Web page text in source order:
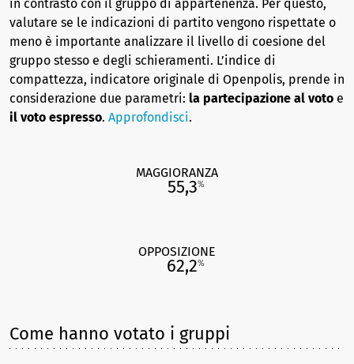
in contrasto con il gruppo di appartenenza. Per questo,
valutare se le indicazioni di partito vengono rispettate o
meno è importante analizzare il livello di coesione del
gruppo stesso e degli schieramenti. L’indice di
compattezza, indicatore originale di Openpolis, prende in
considerazione due parametri: la partecipazione al voto e
il voto espresso. Approfondisci.
MAGGIORANZA
55,3%
OPPOSIZIONE
62,2%
Come hanno votato i gruppi